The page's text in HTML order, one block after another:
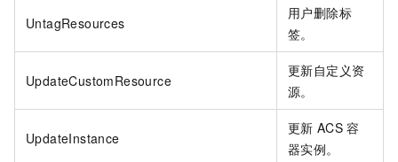
UntagResources
用户删除标
签。
UpdateCustomResource
更新自定义资
源。
UpdateInstance
更新 ACS 容
器实例。